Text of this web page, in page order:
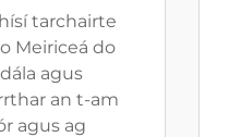
tarchairte
Meiriceá do
agus
an t-am
agus ag